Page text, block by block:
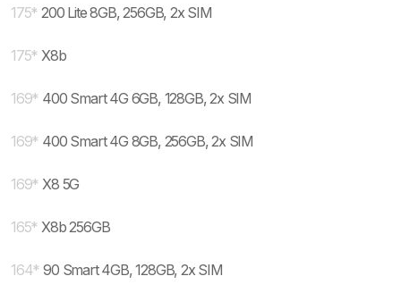
175* 200 Lite 8GB, 256GB, 2x SIM
175* X8b
169* 400 Smart 4G 6GB, 128GB, 2x SIM
169* 400 Smart 4G 8GB, 256GB, 2x SIM
169* X8 5G
165* X8b 256GB
164* 90 Smart 4GB, 128GB, 2x SIM